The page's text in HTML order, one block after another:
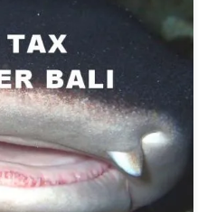
à tous les touristes
sur l’ile. Lombok
venez nous voir,
future taxe, sauf si
votre séjours. Après
gratuit (ceci pour
[…]